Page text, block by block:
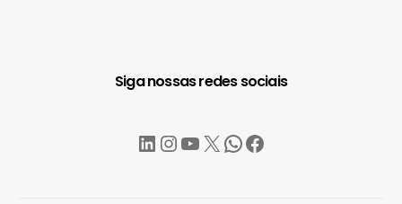
Siga nossas redes sociais
LinkedIn
Instagram
YouTube
X WhatsApp
Facebook